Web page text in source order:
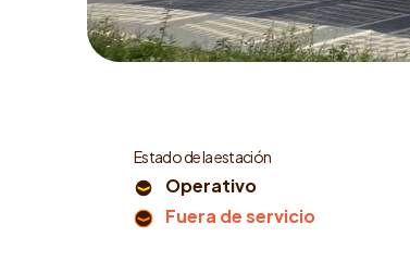
Estado de la estación
Operativo
Fuera de servicio